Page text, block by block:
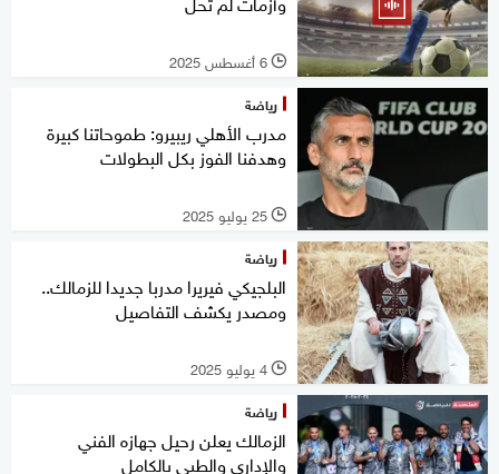
l 6 أغسطس 2025
رياضة
مدرب الأهلي ريبيرو: طموحاتنا كبيرة
وهدفنا الفوز بكل البطولات
l 25 يوليو 2025
رياضة
البلجيكي فيريرا مدربا جديدا للزمالك..
ومصدر يكشف التفاصيل
l 4 يوليو 2025
رياضة
الزمالك يعلن رحيل جهازه الفني
والإداري والطبي بالكامل